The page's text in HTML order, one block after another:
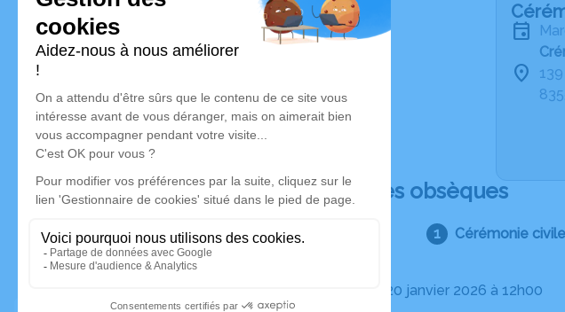
Déroulé des obsèques
Cérémonie civile
Le mardi 20 janvier 2026 à 12h00